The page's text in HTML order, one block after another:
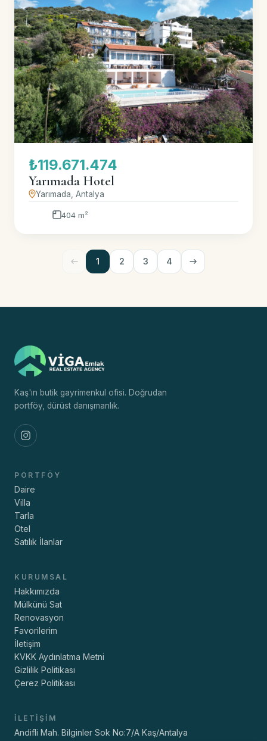
₺119.671.474
Yarımada Hotel
Yarımada, Antalya
404 m²
1 2 3 4
Kaş'ın butik gayrimenkul ofisi. Doğrudan
portföy, dürüst danışmanlık.
PORTFÖY
Daire
Villa
Tarla
Otel
Satılık İlanlar
KURUMSAL
Hakkımızda
Mülkünü Sat
Renovasyon
Favorilerim
İletişim
KVKK Aydınlatma Metni
Gizlilik Politikası
Çerez Politikası
İLETIŞIM
Andifli Mah. Bilginler Sok No:7/A Kaş/Antalya